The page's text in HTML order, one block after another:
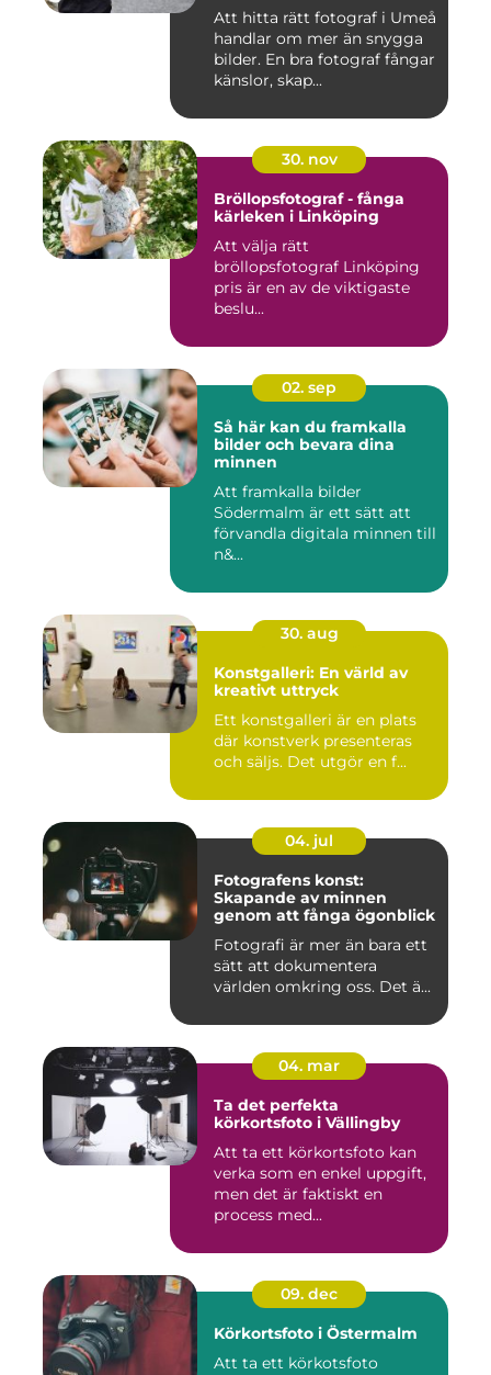
Att hitta rätt fotograf i Umeå
handlar om mer än snygga
bilder. En bra fotograf fångar
känslor, skap...
30. nov
Bröllopsfotograf - fånga
kärleken i Linköping
Att välja rätt
bröllopsfotograf Linköping
pris är en av de viktigaste
beslu...
02. sep
Så här kan du framkalla
bilder och bevara dina
minnen
Att framkalla bilder
Södermalm är ett sätt att
förvandla digitala minnen till
n&...
30. aug
Konstgalleri: En värld av
kreativt uttryck
Ett konstgalleri är en plats
där konstverk presenteras
och säljs. Det utgör en f...
04. jul
Fotografens konst:
Skapande av minnen
genom att fånga ögonblick
Fotografi är mer än bara ett
sätt att dokumentera
världen omkring oss. Det ä...
04. mar
Ta det perfekta
körkortsfoto i Vällingby
Att ta ett körkortsfoto kan
verka som en enkel uppgift,
men det är faktiskt en
process med...
09. dec
Körkortsfoto i Östermalm
Att ta ett körkotsfoto